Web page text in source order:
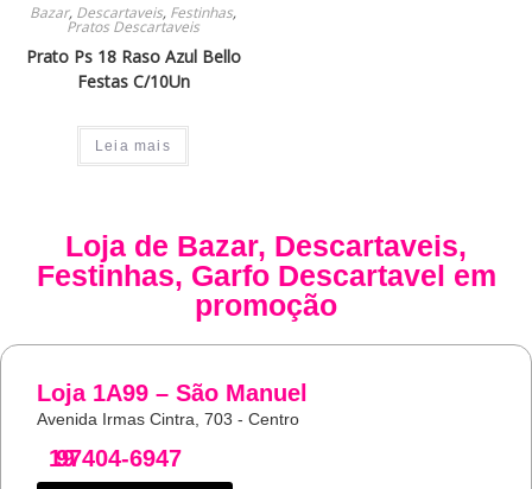
Bazar, Descartaveis, Festinhas,
Pratos Descartaveis
Prato Ps 18 Raso Azul Bello
Festas C/10Un
Leia mais
Loja de Bazar, Descartaveis,
Festinhas, Garfo Descartavel em
promoção
Loja 1A99 – São Manuel
Avenida Irmas Cintra, 703 - Centro
19
97404-6947